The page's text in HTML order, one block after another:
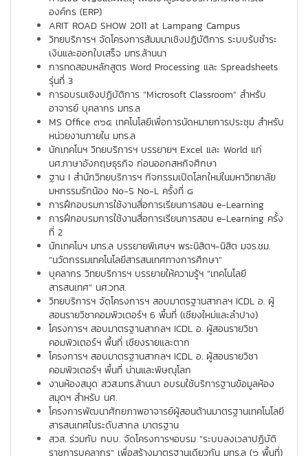
องค์กร (ERP)
ARIT ROAD SHOW 2011 at Lampang Campus
วิทยบริการฯ จัดโครงการสัมมนาเชิงปฏิบัติการ ระบบรับชำระ
เงินและออกใบเสร็จ มทร.ล้านนา
การทดสอบหลักสูตร Word Processing และ Spreadsheets
รุ่นที่ 3
การอบรมเชิงปฏิบัติการ “Microsoft Classroom” สำหรับ
อาจารย์ บุคลากร มทร.ล
MS Office ๓๖๕ เทคโนโลยีเพื่อการนัดหมายการประชุม สำหรับ
หน่วยงานภายใน มทร.ล
นักเทคโนฯ วิทยบริการฯ บรรยายฯ Excel และ World แก่
นศ.ภาษาอังกฤษธุรกิจ ก่อนออกสหกิจศึกษา
ฐาน I สำนักวิทยบริการฯ กิจกรรมเปิดโลกใหม่ในมหาวิทยาลัย
มหกรรมรักน้อง No-S No-L ครั้งที่ ๘
การฝึกอบรมการใช้งานสื่อการเรียนการสอน e-Learning
การฝึกอบรมการใช้งานสื่อการเรียนการสอน e-Learning ครั้ง
ที่ 2
นักเทคโนฯ มทร.ล บรรยายพิเศษฯ พระนิสิตฯ-นิสิต มจร.ชม.
“นวัตกรรมเทคโนโลยีสารสนเทศทางการศึกษา”
บุคลากร วิทยบริการฯ บรรยายให้ความรู้ฯ “เทคโนโลยี
สารสนเทศ” นศ.วทส.
วิทยบริการฯ จัดโครงการฯ สอบมาตรฐานสากลฯ ICDL อ. ผู้
สอนรายวิชาคอมพิวเตอร์ฯ 6 พื้นที่ (เชียงใหม่และลำปาง)
โครงการฯ สอบมาตรฐานสากลฯ ICDL อ. ผู้สอนรายวิชา
คอมพิวเตอร์ฯ พื้นที่ เชียงรายและตาก
โครงการฯ สอบมาตรฐานสากลฯ ICDL อ. ผู้สอนรายวิชา
คอมพิวเตอร์ฯ พื้นที่ น่านและพิษณุโลก
งานห้องสมุด สวส.มทร.ล้านนา อบรมใช้บริการฐานข้อมูลห้อง
สมุดฯ สำหรับ นศ.
โครงการพัฒนาศักยภาพอาจารย์ผู้สอนด้านมาตรฐานเทคโนโลยี
สารสนเทศในระดับสากล มาตรฐาน
สวส. ร่วมกับ กบบ. จัดโครงการฯอบรม “ระบบลงเวลาปฏิบัติ
ราชการบุคลากร” เพื่อสร้างมาตรฐานเดียวกัน มทร.ล (๖ พื้นที่)